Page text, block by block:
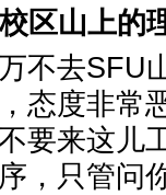
区山上的
不去SFU
态度非常
要来这儿
，只管问